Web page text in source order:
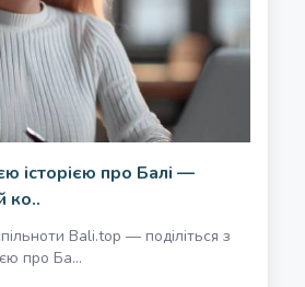
історією про Балі —
ко..
Bali.top — поділіться з
про Ба...